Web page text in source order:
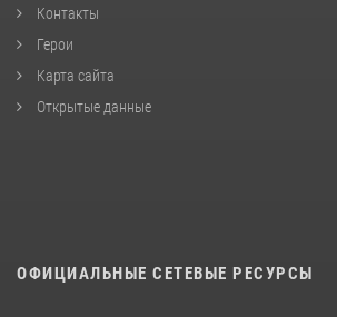
Контакты
Герои
Карта сайта
Открытые данные
ОФИЦИАЛЬНЫЕ СЕТЕВЫЕ РЕСУРСЫ